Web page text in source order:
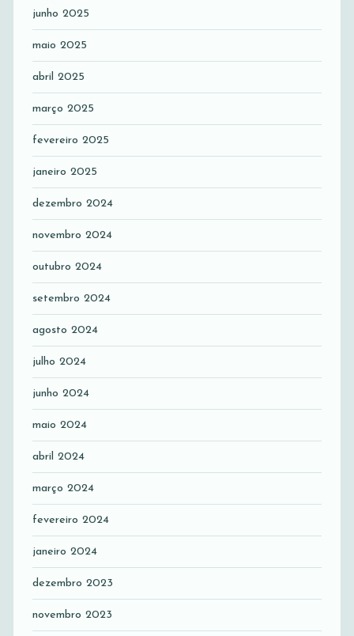
junho 2025
maio 2025
abril 2025
março 2025
fevereiro 2025
janeiro 2025
dezembro 2024
novembro 2024
outubro 2024
setembro 2024
agosto 2024
julho 2024
junho 2024
maio 2024
abril 2024
março 2024
fevereiro 2024
janeiro 2024
dezembro 2023
novembro 2023